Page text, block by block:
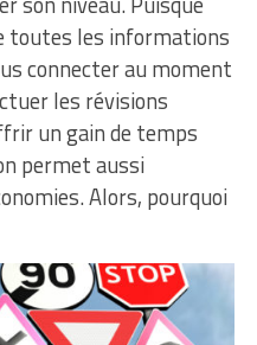
toutes les informations
connecter au moment
les révisions
un gain de temps
permet aussi
Alors, pourquoi